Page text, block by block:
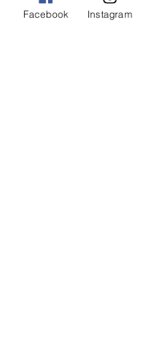
in dieser Berechnung
Facebook Instagram